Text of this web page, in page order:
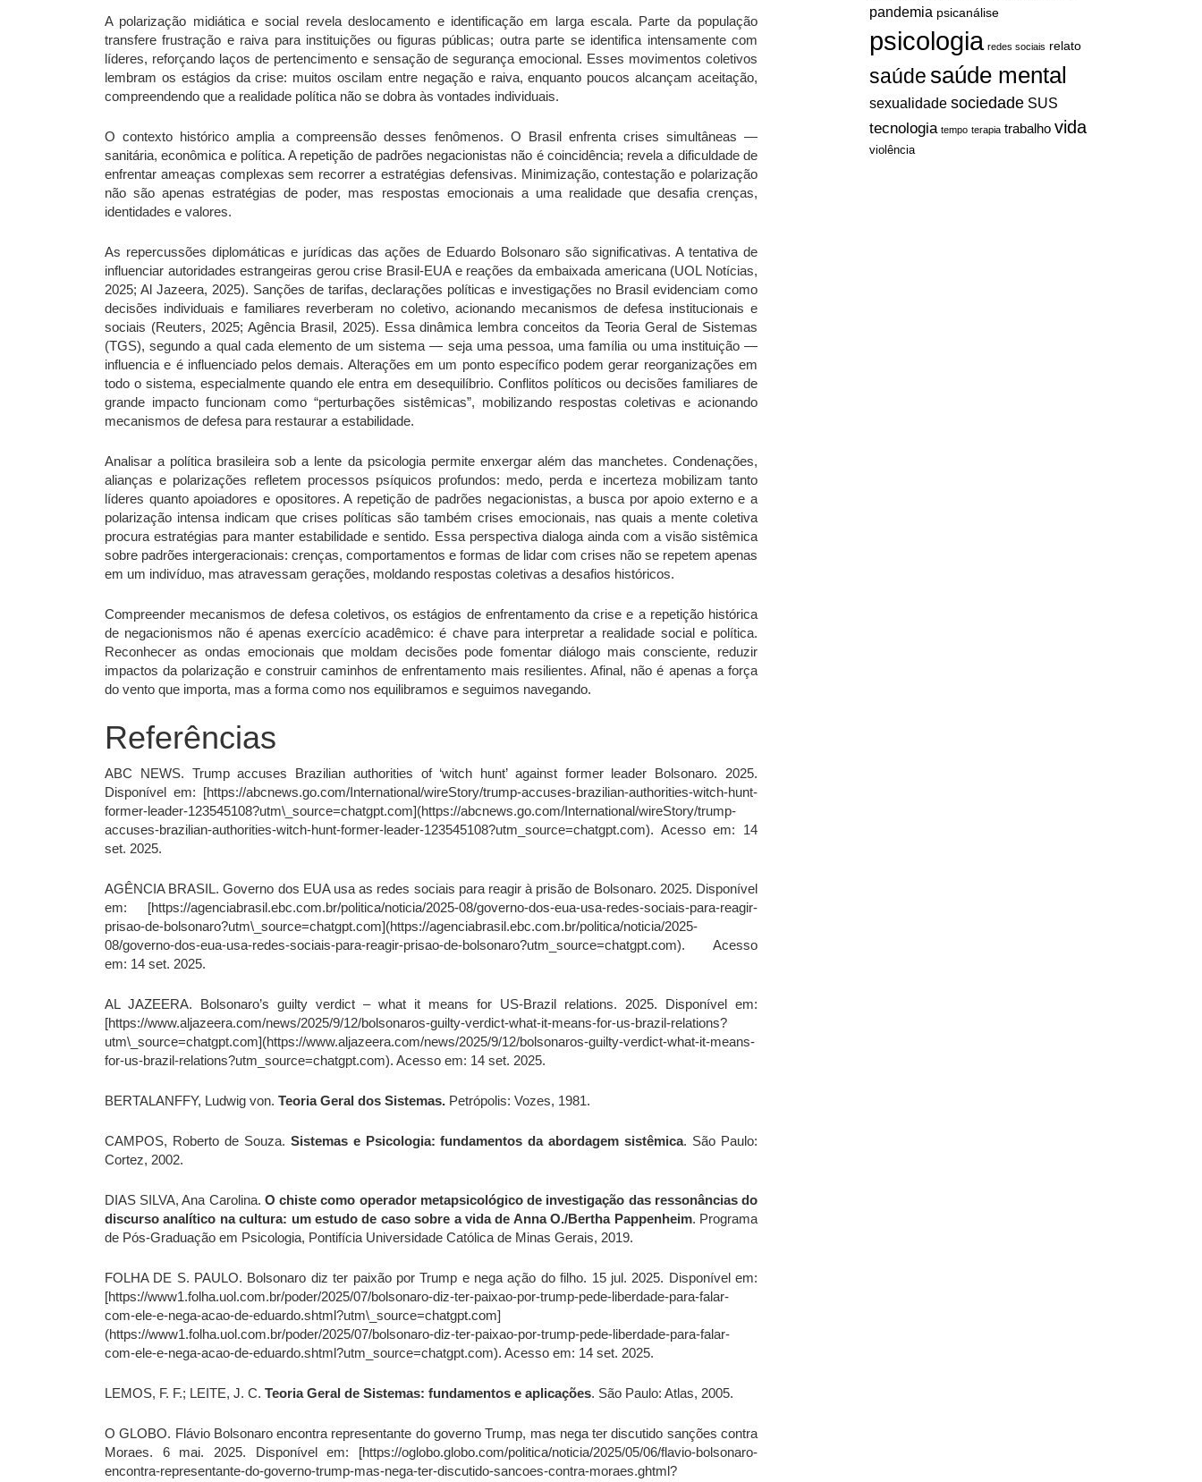
pandemia psicanálise
psicologia redes sociais relato
saúdesaúde mental
sexualidade sociedade SUS
tecnologia tempo terapia trabalho vida
violência
A polarização midiática e social revela deslocamento e identificação em larga escala. Parte da população
transfere frustração e raiva para instituições ou figuras públicas; outra parte se identifica intensamente com
líderes, reforçando laços de pertencimento e sensação de segurança emocional. Esses movimentos coletivos
lembram os estágios da crise: muitos oscilam entre negação e raiva, enquanto poucos alcançam aceitação,
compreendendo que a realidade política não se dobra às vontades individuais.
O contexto histórico amplia a compreensão desses fenômenos. O Brasil enfrenta crises simultâneas —
sanitária, econômica e política. A repetição de padrões negacionistas não é coincidência; revela a dificuldade de
enfrentar ameaças complexas sem recorrer a estratégias defensivas. Minimização, contestação e polarização
não são apenas estratégias de poder, mas respostas emocionais a uma realidade que desafia crenças,
identidades e valores.
As repercussões diplomáticas e jurídicas das ações de Eduardo Bolsonaro são significativas. A tentativa de
influenciar autoridades estrangeiras gerou crise Brasil-EUA e reações da embaixada americana (UOL Notícias,
2025; Al Jazeera, 2025). Sanções de tarifas, declarações políticas e investigações no Brasil evidenciam como
decisões individuais e familiares reverberam no coletivo, acionando mecanismos de defesa institucionais e
sociais (Reuters, 2025; Agência Brasil, 2025). Essa dinâmica lembra conceitos da Teoria Geral de Sistemas
(TGS), segundo a qual cada elemento de um sistema — seja uma pessoa, uma família ou uma instituição —
influencia e é influenciado pelos demais. Alterações em um ponto específico podem gerar reorganizações em
todo o sistema, especialmente quando ele entra em desequilíbrio. Conflitos políticos ou decisões familiares de
grande impacto funcionam como “perturbações sistêmicas”, mobilizando respostas coletivas e acionando
mecanismos de defesa para restaurar a estabilidade.
Analisar a política brasileira sob a lente da psicologia permite enxergar além das manchetes. Condenações,
alianças e polarizações refletem processos psíquicos profundos: medo, perda e incerteza mobilizam tanto
líderes quanto apoiadores e opositores. A repetição de padrões negacionistas, a busca por apoio externo e a
polarização intensa indicam que crises políticas são também crises emocionais, nas quais a mente coletiva
procura estratégias para manter estabilidade e sentido. Essa perspectiva dialoga ainda com a visão sistêmica
sobre padrões intergeracionais: crenças, comportamentos e formas de lidar com crises não se repetem apenas
em um indivíduo, mas atravessam gerações, moldando respostas coletivas a desafios históricos.
Compreender mecanismos de defesa coletivos, os estágios de enfrentamento da crise e a repetição histórica
de negacionismos não é apenas exercício acadêmico: é chave para interpretar a realidade social e política.
Reconhecer as ondas emocionais que moldam decisões pode fomentar diálogo mais consciente, reduzir
impactos da polarização e construir caminhos de enfrentamento mais resilientes. Afinal, não é apenas a força
do vento que importa, mas a forma como nos equilibramos e seguimos navegando.
Referências
ABC NEWS. Trump accuses Brazilian authorities of ‘witch hunt’ against former leader Bolsonaro. 2025.
Disponível em: [https://abcnews.go.com/International/wireStory/trump-accuses-brazilian-authorities-witch-hunt-
former-leader-123545108?utm\_source=chatgpt.com](https://abcnews.go.com/International/wireStory/trump-
accuses-brazilian-authorities-witch-hunt-former-leader-123545108?utm_source=chatgpt.com). Acesso em: 14
set. 2025.
AGÊNCIA BRASIL. Governo dos EUA usa as redes sociais para reagir à prisão de Bolsonaro. 2025. Disponível
em: [https://agenciabrasil.ebc.com.br/politica/noticia/2025-08/governo-dos-eua-usa-redes-sociais-para-reagir-
prisao-de-bolsonaro?utm\_source=chatgpt.com](https://agenciabrasil.ebc.com.br/politica/noticia/2025-
08/governo-dos-eua-usa-redes-sociais-para-reagir-prisao-de-bolsonaro?utm_source=chatgpt.com). Acesso
em: 14 set. 2025.
AL JAZEERA. Bolsonaro’s guilty verdict – what it means for US-Brazil relations. 2025. Disponível em:
[https://www.aljazeera.com/news/2025/9/12/bolsonaros-guilty-verdict-what-it-means-for-us-brazil-relations?
utm\_source=chatgpt.com](https://www.aljazeera.com/news/2025/9/12/bolsonaros-guilty-verdict-what-it-means-
for-us-brazil-relations?utm_source=chatgpt.com). Acesso em: 14 set. 2025.
BERTALANFFY, Ludwig von. Teoria Geral dos Sistemas. Petrópolis: Vozes, 1981.
CAMPOS, Roberto de Souza. Sistemas e Psicologia: fundamentos da abordagem sistêmica. São Paulo:
Cortez, 2002.
DIAS SILVA, Ana Carolina. O chiste como operador metapsicológico de investigação das ressonâncias do
discurso analítico na cultura: um estudo de caso sobre a vida de Anna O./Bertha Pappenheim. Programa
de Pós-Graduação em Psicologia, Pontifícia Universidade Católica de Minas Gerais, 2019.
FOLHA DE S. PAULO. Bolsonaro diz ter paixão por Trump e nega ação do filho. 15 jul. 2025. Disponível em:
[https://www1.folha.uol.com.br/poder/2025/07/bolsonaro-diz-ter-paixao-por-trump-pede-liberdade-para-falar-
com-ele-e-nega-acao-de-eduardo.shtml?utm\_source=chatgpt.com]
(https://www1.folha.uol.com.br/poder/2025/07/bolsonaro-diz-ter-paixao-por-trump-pede-liberdade-para-falar-
com-ele-e-nega-acao-de-eduardo.shtml?utm_source=chatgpt.com). Acesso em: 14 set. 2025.
LEMOS, F. F.; LEITE, J. C. Teoria Geral de Sistemas: fundamentos e aplicações. São Paulo: Atlas, 2005.
O GLOBO. Flávio Bolsonaro encontra representante do governo Trump, mas nega ter discutido sanções contra
Moraes. 6 mai. 2025. Disponível em: [https://oglobo.globo.com/politica/noticia/2025/05/06/flavio-bolsonaro-
encontra-representante-do-governo-trump-mas-nega-ter-discutido-sancoes-contra-moraes.ghtml?